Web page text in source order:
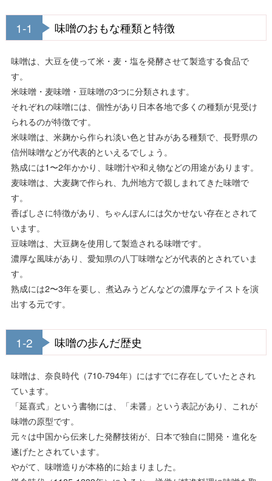
1-1 味噌のおもな種類と特徴
味噌は、大豆を使って米・麦・塩を発酵させて製造する食品で
す。
米味噌・麦味噌・豆味噌の3つに分類されます。
それぞれの味噌には、個性があり日本各地で多くの種類が見受け
られるのが特徴です。
米味噌は、米麹から作られ淡い色と甘みがある種類で、長野県の
信州味噌などが代表的といえるでしょう。
熟成には1〜2年かかり、味噌汁や和え物などの用途があります。
麦味噌は、大麦麹で作られ、九州地方で親しまれてきた味噌で
す。
香ばしさに特徴があり、ちゃんぽんには欠かせない存在とされて
います。
豆味噌は、大豆麹を使用して製造される味噌です。
濃厚な風味があり、愛知県の八丁味噌などが代表的とされていま
す。
熟成には2〜3年を要し、煮込みうどんなどの濃厚なテイストを演
出する元です。
1-2 味噌の歩んだ歴史
味噌は、奈良時代（710-794年）にはすでに存在していたとされ
ています。
「延喜式」という書物には、「未醤」という表記があり、これが
味噌の原型です。
元々は中国から伝来した発酵技術が、日本で独自に開発・進化を
遂げたとされています。
やがて、味噌造りが本格的に始まりました。